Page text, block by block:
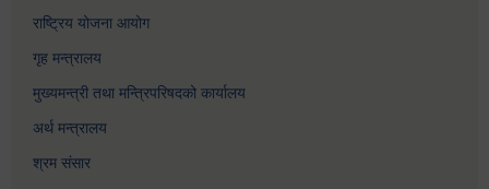
राष्ट्रिय योजना आयोग
गृह मन्त्रालय
मुख्यमन्त्री तथा मन्त्रिपरिषदको कार्यालय
अर्थ मन्त्रालय
श्रम संसार